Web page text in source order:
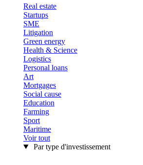
Real estate
Startups
SME
Litigation
Green energy
Health & Science
Logistics
Personal loans
Art
Mortgages
Social cause
Education
Farming
Sport
Maritime
Voir tout
Par type d'investissement